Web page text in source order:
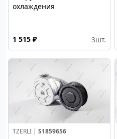
охлаждения
1 515 ₽ 3шт.
TZERLI | S1859656